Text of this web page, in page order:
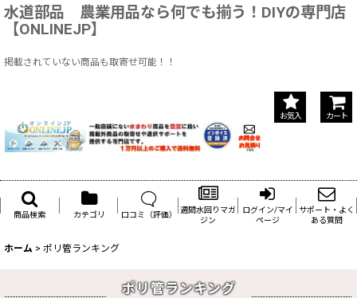
水道部品 農業用品なら何でも揃う！DIYの専門店
【ONLINEJP】
掲載されていない商品も取寄せ可能！！
お気入 カート
商品検索 カテゴリ 口コミ（評価）
週間水回りマガ
ジン
ログイン/マイ
ページ
サポート・よく
ある質問
ホーム > ポリ管ランキング
ポリ管ランキング